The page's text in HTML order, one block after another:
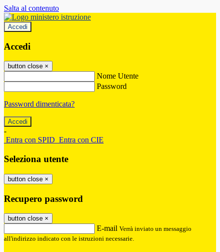
Salta al contenuto
Accedi
Accedi
button close ×
Nome Utente
Password
Password dimenticata?
-
Entra con SPID Entra con CIE
Seleziona utente
button close ×
Recupero password
button close ×
E-mail Verrà inviato un messaggio
all'indirizzo indicato con le istruzioni necessarie.